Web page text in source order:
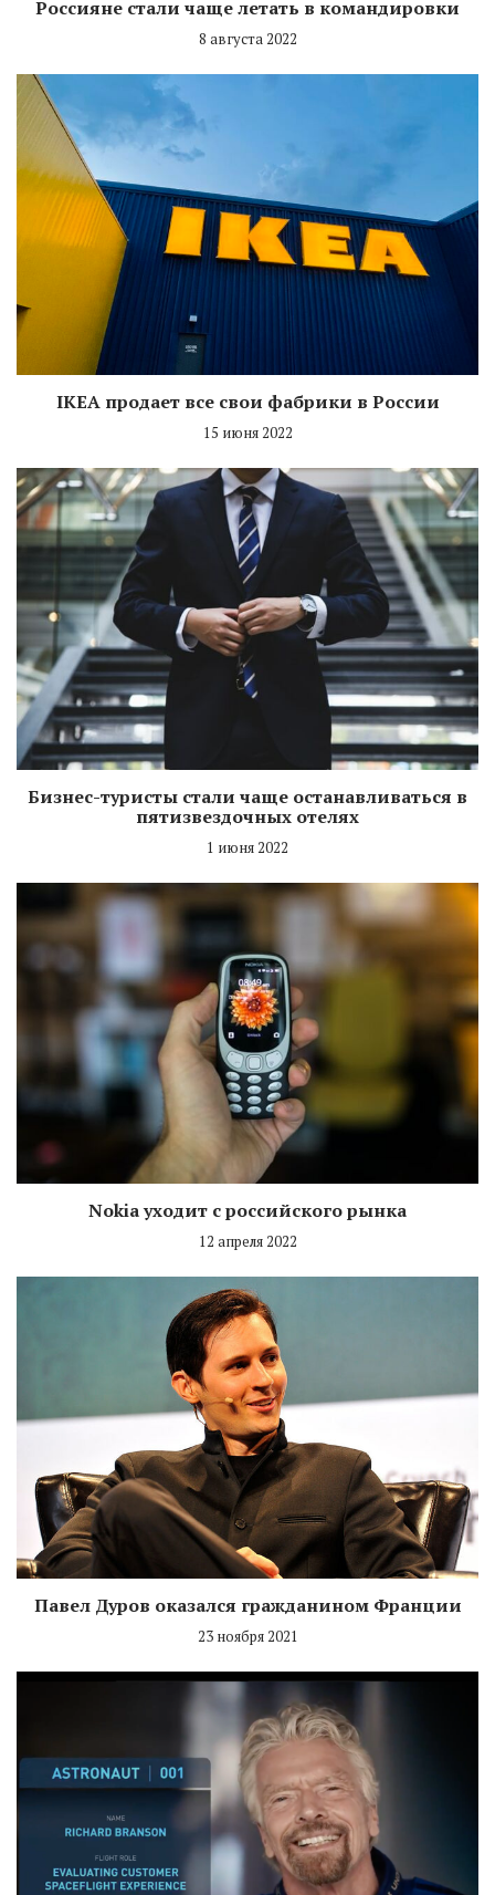
Россияне стали чаще летать в командировки
8 августа 2022
IKEA продает все свои фабрики в России
15 июня 2022
Бизнес-туристы стали чаще останавливаться в
пятизвездочных отелях
1 июня 2022
Nokia уходит с российского рынка
12 апреля 2022
Павел Дуров оказался гражданином Франции
23 ноября 2021